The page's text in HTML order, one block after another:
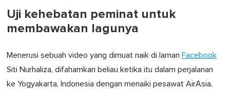
Uji kehebatan peminat untuk
membawakan lagunya
Menerusi sebuah video yang dimuat naik di laman Facebook
Siti Nurhaliza, difahamkan beliau ketika itu dalam perjalanan
ke Yogyakarta, Indonesia dengan menaiki pesawat AirAsia.